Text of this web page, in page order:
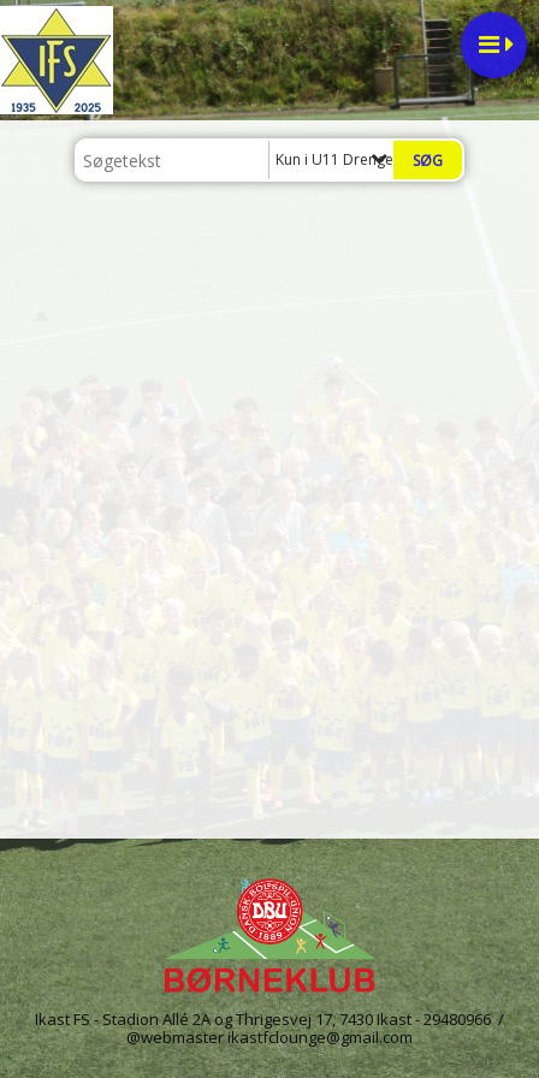
Kun i U11 Drenge
Ikast FS - Stadion Allé 2A og Thrigesvej 17, 7430 Ikast - 29480966 /
@webmaster ikastfclounge@gmail.com